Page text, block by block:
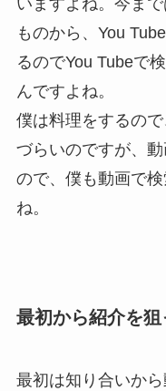
ものから、You
るのでYou Tubeで
んですよね。
僕は料理をするの
づらいのですが、
ので、僕も動画で
ね。
最初から紹介を
最初は知り合いか